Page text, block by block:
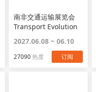
南非交通运输展览会
Transport Evolution
2027.06.08 ~ 06.10
27090热度 订阅